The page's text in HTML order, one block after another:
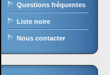
Questions fréquentes
Liste noire
Nous contacter